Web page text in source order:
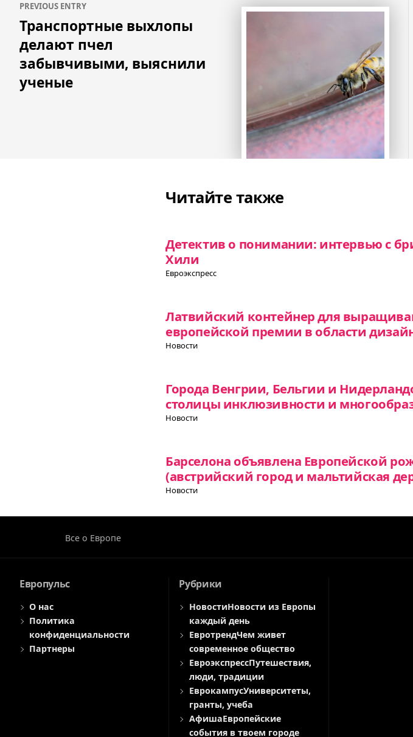
по
записям
PREVIOUS ENTRY
Транспортные выхлопы
делают пчел
забывчивыми, выяснили
ученые
Читайте также
Детектив о понимании: интервью с
Хили
Евроэкспресс
Латвийский контейнер для
европейской премии в области
Новости
Города Венгрии, Бельгии и
столицы инклюзивности и
Новости
Барселона объявлена Европейской
(австрийский город и мальтийская
Новости
Все о Европе
Европульс
О нас
Политика
конфиденциальности
Партнеры
Рубрики
НовостиНовости из Европы
каждый день
ЕвротрендЧем живет
современное общество
ЕвроэкспрессПутешествия,
люди, традиции
ЕврокампусУниверситеты,
гранты, учеба
АфишаЕвропейские
события в твоем городе